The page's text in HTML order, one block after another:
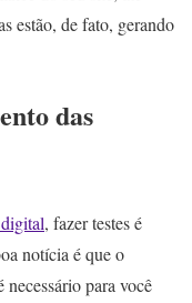
estão, de fato, gerando
das
, fazer testes é
notícia é que o
para você